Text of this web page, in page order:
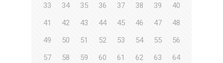
33
34 35 36 37 38 39
40
41
42 43 44 45 46 47
48
49
50 51 52 53 54 55
56
57
58 59 60 61 62 63
64